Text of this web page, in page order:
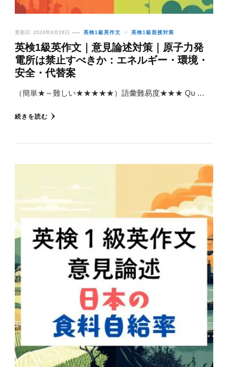
更新日: 2024年9月28日 英検1級英作文 英検1級面接対策
英検1級英作文｜意見論述対策｜原子力発
電所は禁止すべきか：エネルギー・環境・
安全・代替案
（簡単★～難しい★★★★★）語彙難易度★★★ Qu …
続きを読む